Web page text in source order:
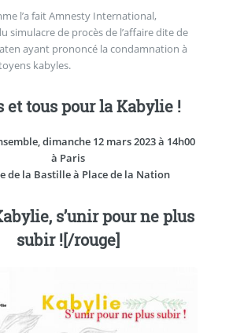
l’a fait Amnesty International,
simulacre de procès de l’affaire dite de
ayant prononcé la condamnation à
kabyles.
et tous pour la Kabylie !
dimanche 12 mars 2023 à 14h00
à Paris
de la Bastille à Place de la Nation
s’unir pour ne plus
subir ![/rouge]